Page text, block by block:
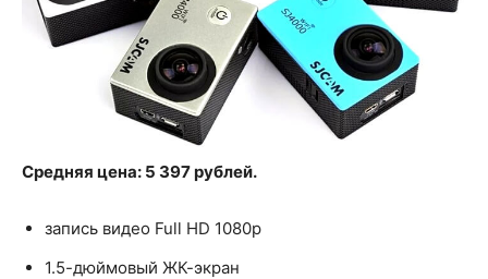
Средняя цена: 5 397 рублей.
запись видео Full HD 1080p
1.5-дюймовый ЖК-экран